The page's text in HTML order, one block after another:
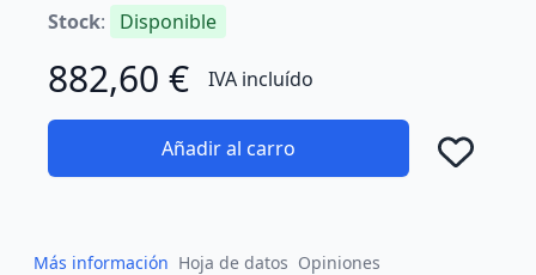
Stock: Disponible
882,60 € IVA incluído
Añadir al carro
Más información Hoja de datos Opiniones